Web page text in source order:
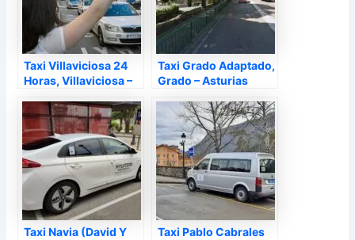
Taxi Villaviciosa 24
Horas, Villaviciosa –
Taxi Grado Adaptado,
Grado – Asturias
Taxi Navia (David Y
Taxi Pablo Cabrales